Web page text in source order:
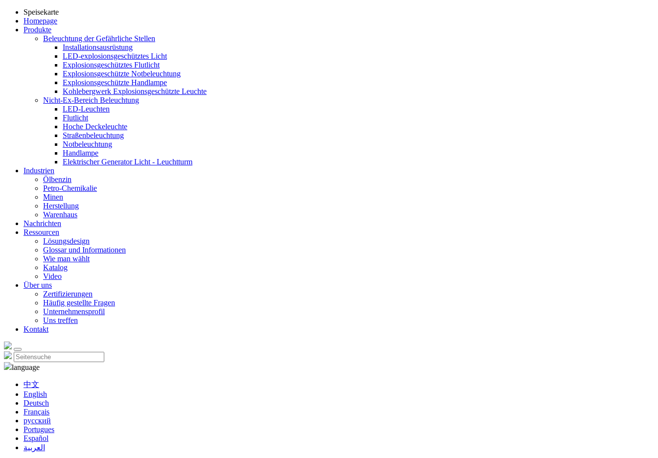
Speisekarte
Homepage
Produkte
Beleuchtung der Gefährliche Stellen
Installationsausrüstung
LED-explosionsgeschütztes Licht
Explosionsgeschütztes Flutlicht
Explosionsgeschützte Notbeleuchtung
Explosionsgeschützte Handlampe
Kohlebergwerk Explosionsgeschützte Leuchte
Nicht-Ex-Bereich Beleuchtung
LED-Leuchten
Flutlicht
Hoche Deckeleuchte
Straßenbeleuchtung
Notbeleuchtung
Handlampe
Elektrischer Generator Licht - Leuchtturm
Industrien
Ölbenzin
Petro-Chemikalie
Minen
Herstellung
Warenhaus
Nachrichten
Ressourcen
Lösungsdesign
Glossar und Informationen
Wie man wählt
Katalog
Video
Über uns
Zertifizierungen
Häufig gestellte Fragen
Unternehmensprofil
Uns treffen
Kontakt
language
中文
English
Deutsch
Français
русский
Portugues
Español
العربية